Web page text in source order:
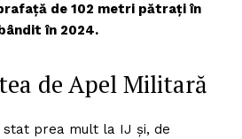
de 102 metri pătrați în
în 2024.
de Apel Militară
stat prea mult la IJ și, de